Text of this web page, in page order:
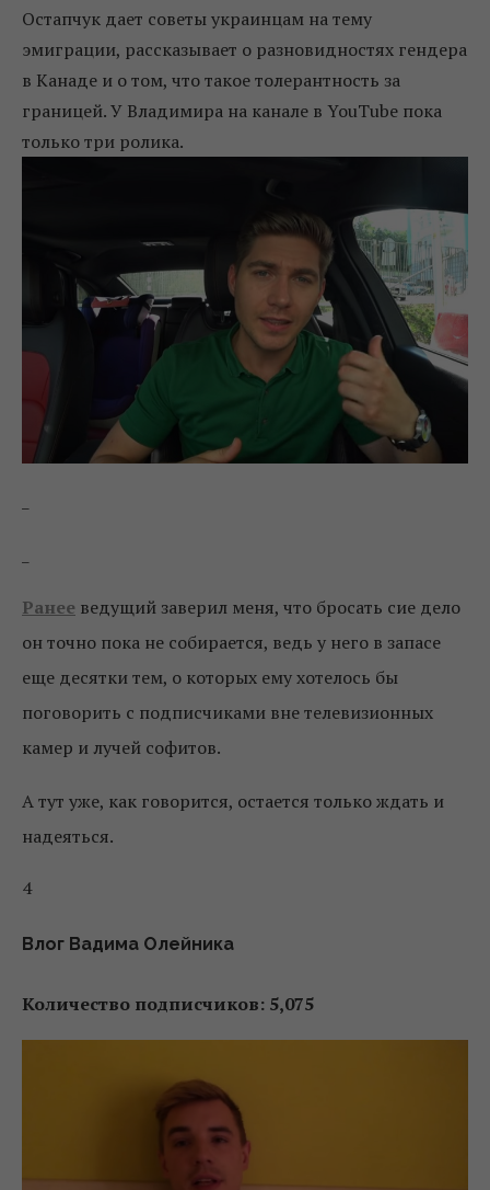
Остапчук дает советы украинцам на тему
эмиграции, рассказывает о разновидностях гендера
в Канаде и о том, что такое толерантность за
границей. У Владимира на канале в YouTube пока
только три ролика.
Ранее ведущий заверил меня, что бросать сие дело
он точно пока не собирается, ведь у него в запасе
еще десятки тем, о которых ему хотелось бы
поговорить с подписчиками вне телевизионных
камер и лучей софитов.
А тут уже, как говорится, остается только ждать и
надеяться.
4
Влог Вадима Олейника
Количество подписчиков: 5,075